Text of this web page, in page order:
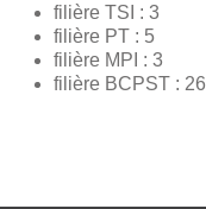
filière TSI : 3
filière PT : 5
filière MPI : 3
filière BCPST : 26